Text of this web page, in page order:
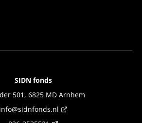
SIDN fonds
501, 6825 MD Arnhem
info@sidnfonds.nl